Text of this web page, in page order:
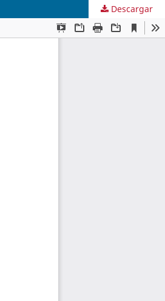
Descargar